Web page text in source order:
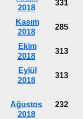
2018
331
Kasım
2018
285
Ekim
2018
313
Eylül
2018
313
Ağustos
2018
232